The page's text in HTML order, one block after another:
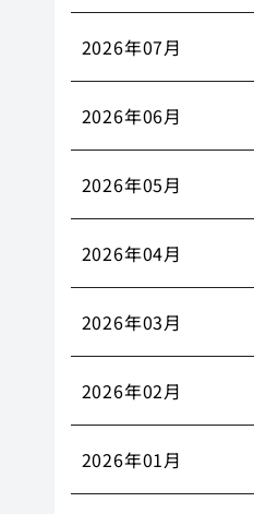
2026年07月
2026年06月
2026年05月
2026年04月
2026年03月
2026年02月
2026年01月